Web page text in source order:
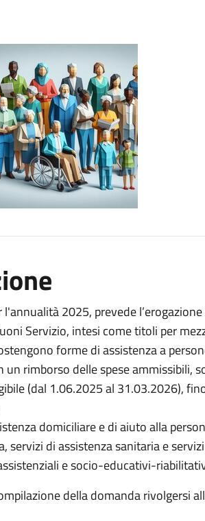
l'annualità 2025, prevede
Servizio, intesi come titoli per
forme di assistenza a
un rimborso delle spese ammissibili,
(dal 1.06.2025 al 31.03.2026),
domiciliare e di aiuto alla
servizi di assistenza sanitaria e
e socio-educativi-
della domanda rivolgersi